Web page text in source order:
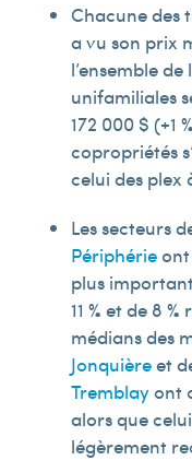
Chacune des
a vu son prix
l’ensemble
unifamiliales
172 000 $ (+1
copropriétés
celui des plex
Les secteurs
Périphérieont
plus
11 % et de 8
médians des
Jonquièreet
Tremblayont
alors que
légèrement